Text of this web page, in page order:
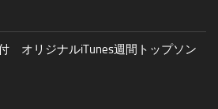
オリジナルiTunes週間トップソン